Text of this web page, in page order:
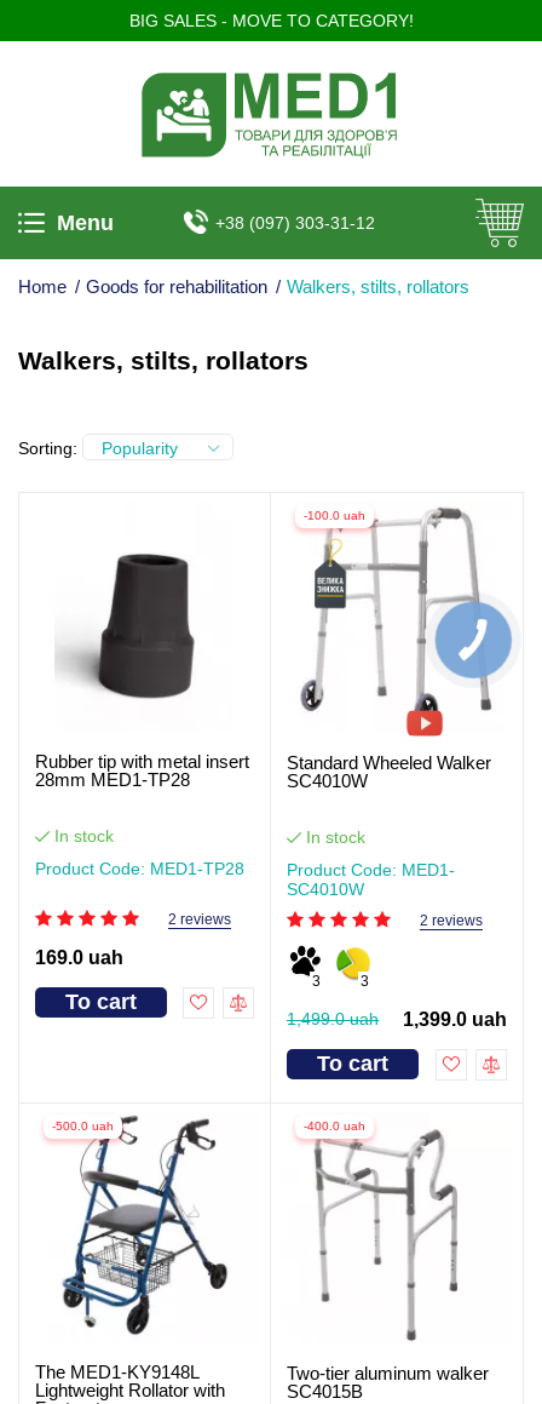
BIG SALES - MOVE TO CATEGORY!
Menu +38 (097) 303-31-12
Home / Goods for rehabilitation / Walkers, stilts, rollators
Walkers, stilts, rollators
Sorting: Popularity
Rubber tip with metal insert
28mm MED1-TP28
In stock
Product Code: MED1-TP28
2 reviews
169.0 uah
To cart
-100.0 uah
Standard Wheeled Walker
SC4010W
In stock
Product Code: MED1-
SC4010W
2 reviews
3 3
1,499.0 uah 1,399.0 uah
To cart
-500.0 uah
The MED1-KY9148L
Lightweight Rollator with
-400.0 uah
Two-tier aluminum walker
SC4015B